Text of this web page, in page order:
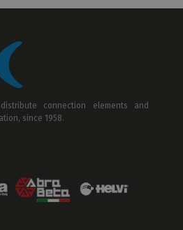
connection elements and
since 1958.